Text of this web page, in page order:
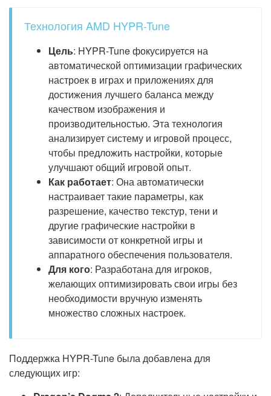
Технология AMD HYPR-Tune
Цель: HYPR-Tune фокусируется на
автоматической оптимизации графических
настроек в играх и приложениях для
достижения лучшего баланса между
качеством изображения и
производительностью. Эта технология
анализирует систему и игровой процесс,
чтобы предложить настройки, которые
улучшают общий игровой опыт.
Как работает: Она автоматически
настраивает такие параметры, как
разрешение, качество текстур, тени и
другие графические настройки в
зависимости от конкретной игры и
аппаратного обеспечения пользователя.
Для кого: Разработана для игроков,
желающих оптимизировать свои игры без
необходимости вручную изменять
множество сложных настроек.
Поддержка HYPR-Tune была добавлена для
следующих игр: